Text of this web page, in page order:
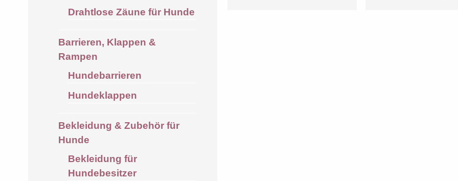
Drahtlose Zäune für Hunde
Barrieren, Klappen &
Rampen
Hundebarrieren
Hundeklappen
Bekleidung & Zubehör für
Hunde
Bekleidung für
Hundebesitzer